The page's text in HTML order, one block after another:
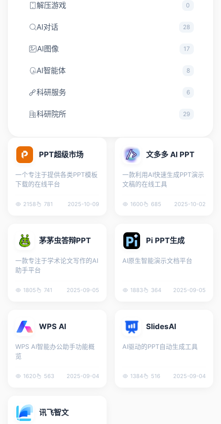
PPT超级市场
一个专注于提供各类PPT模板
下载的在线平台
2158 781 2025-10-09
文多多 AI PPT
一款利用AI快速生成PPT演示
文稿的在线工具
1600 685 2025-10-02
茅茅虫答辩PPT
一款专注于学术论文写作的AI
助手平台
1805 741 2025-09-05
Pi PPT生成
AI原生智能演示文档平台
1883 364 2025-09-05
WPS AI
WPS AI智能办公助手功能概
览
1620 563 2025-09-04
SlidesAI
AI驱动的PPT自动生成工具
1384 516 2025-09-04
讯飞智文
解压游戏 0
AI对话 28
AI图像 17
AI智能体 8
科研服务 6
科研院所 29